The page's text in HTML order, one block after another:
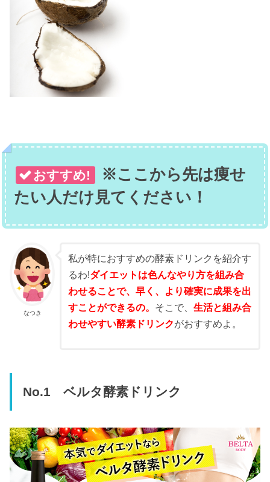
おすすめ!
※ここから先は痩せ
たい人だけ見てください！
なつき
私が特におすすめの酵素ドリンクを紹介す
るわ!ダイエットは色んなやり方を組み合
わせることで、早く、より確実に成果を出
すことができるの。 そこで、 生活と組み合
わせやすい酵素ドリンクがおすすめよ。
No.1 ベルタ酵素ドリンク